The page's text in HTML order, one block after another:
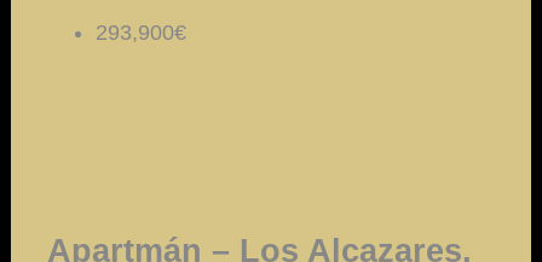
293,900€
Apartmán – Los Alcazares,